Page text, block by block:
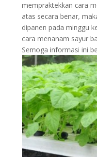
mempraktekkan cara
atas secara benar,
dipanen pada minggu
cara menanam sayur
Semoga informasi ini